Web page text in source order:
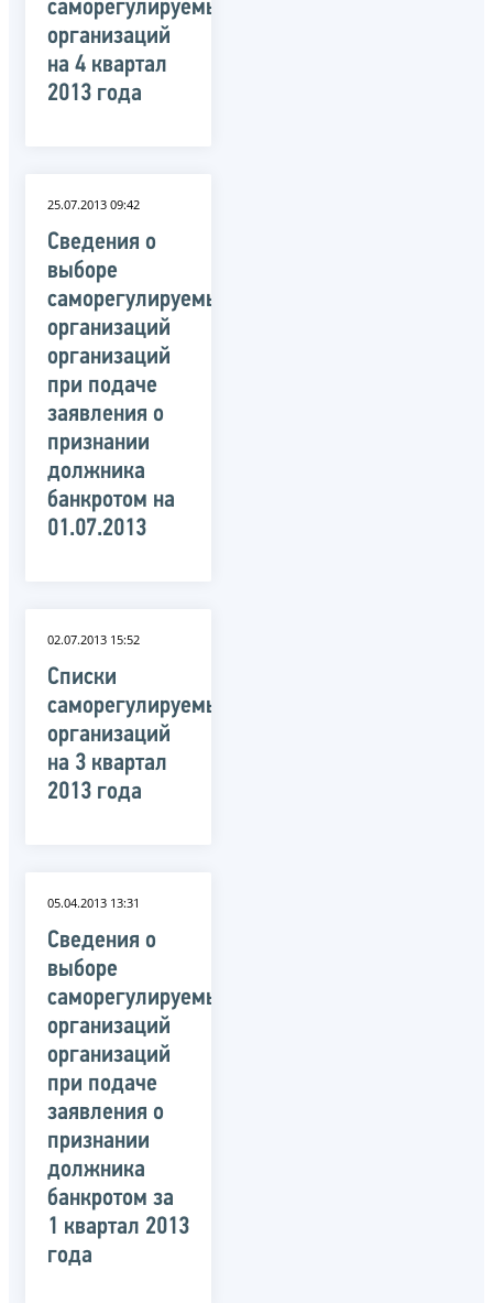
саморегулируемых
организаций
на 4 квартал
2013 года
25.07.2013 09:42
Сведения о
выборе
саморегулируемых
организаций
организаций
при подаче
заявления о
признании
должника
банкротом на
01.07.2013
02.07.2013 15:52
Списки
саморегулируемых
организаций
на 3 квартал
2013 года
05.04.2013 13:31
Сведения о
выборе
саморегулируемых
организаций
организаций
при подаче
заявления о
признании
должника
банкротом за
1 квартал 2013
года